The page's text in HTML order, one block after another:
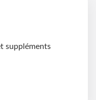
suppléments